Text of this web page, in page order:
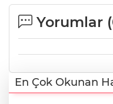
Yorumlar (
En Çok Okunan